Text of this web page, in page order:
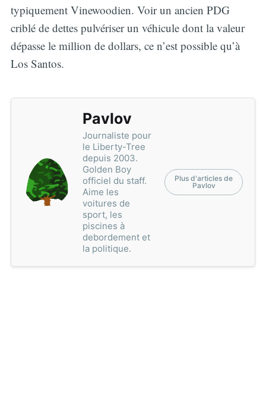
typiquement Vinewoodien. Voir un ancien PDG
criblé de dettes pulvériser un véhicule dont la valeur
dépasse le million de dollars, ce n’est possible qu’à
Los Santos.
Pavlov
Journaliste pour
le Liberty-Tree
depuis 2003.
Golden Boy
officiel du staff.
Aime les
voitures de
sport, les
piscines à
debordement et
la politique.
Plus d'articles de
Pavlov